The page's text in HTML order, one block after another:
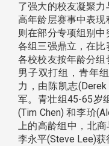
了强大的校友凝聚
高年龄层赛事中表
则在部分专项组别
各组三强鼎立，在比
各校校友按年龄分组
男子双打组，青年
力，由陈凯志
军。青壮组45-65岁
(Tim Chen) 和李玠
上的高龄组中，北
李永平(Steve Lee)获